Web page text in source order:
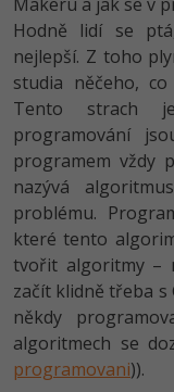
SEO
Algoritmy
Umělá
Pro děti
Více
Fórum
Kurzy e-
Kurzy
Hodně lidí se
nejlepší. Z toho
studia něčeho,
Tento strach
programování
programem vždy
nazývá
problému.
které tento
tvořit algoritmy –
začít klidně třeba s
někdy
algoritmech se
programovani)).